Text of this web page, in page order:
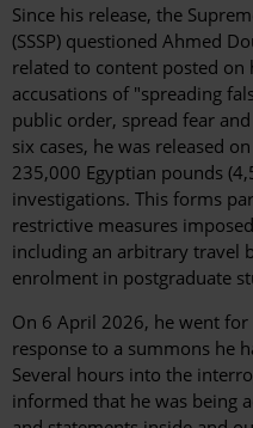
Since his release, the
(SSSP) questioned Ahmed
related to content posted on
accusations of "spreading
public order, spread fear
six cases, he was released
235,000 Egyptian pounds
investigations. This forms
restrictive measures
including an arbitrary travel
enrolment in postgraduate
On 6 April 2026, he went for
response to a summons he
Several hours into the
informed that he was being